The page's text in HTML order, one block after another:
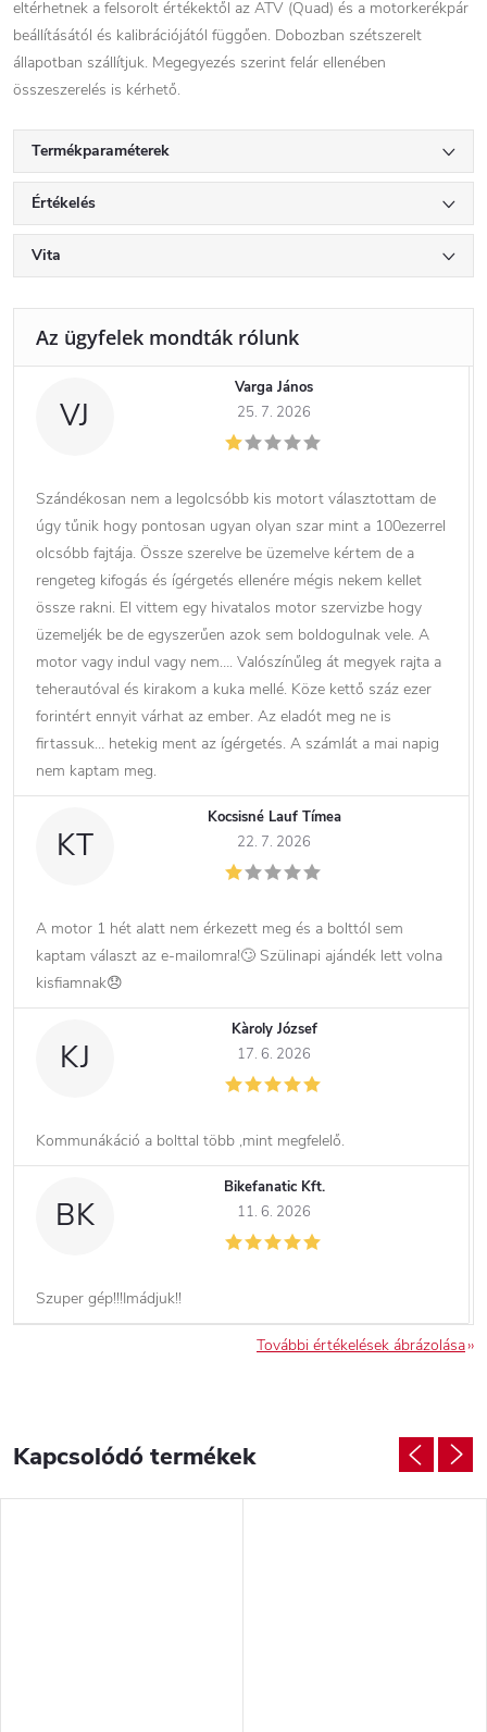
eltérhetnek a felsorolt ​​értékektől az ATV (Quad) és a motorkerékpár
beállításától és kalibrációjától függően. Dobozban szétszerelt
állapotban szállítjuk. Megegyezés szerint felár ellenében
összeszerelés is kérhető.
Termékparaméterek
Értékelés
Vita
VJ
Varga János
25. 7. 2026
Szándékosan nem a legolcsóbb kis motort választottam de
úgy tűnik hogy pontosan ugyan olyan szar mint a 100ezerrel
olcsóbb fajtája. Össze szerelve be üzemelve kértem de a
rengeteg kifogás és ígérgetés ellenére mégis nekem kellet
össze rakni. El vittem egy hivatalos motor szervizbe hogy
üzemeljék be de egyszerűen azok sem boldogulnak vele. A
motor vagy indul vagy nem…. Valószínűleg át megyek rajta a
teherautóval és kirakom a kuka mellé. Köze kettő száz ezer
forintért ennyit várhat az ember. Az eladót meg ne is
firtassuk… hetekig ment az ígérgetés. A számlát a mai napig
nem kaptam meg.
KT
Kocsisné Lauf Tímea
22. 7. 2026
A motor 1 hét alatt nem érkezett meg és a bolttól sem
kaptam választ az e-mailomra!🙄 Szülinapi ajándék lett volna
kisfiamnak😞
KJ
Kàroly József
17. 6. 2026
Kommunákáció a bolttal több ,mint megfelelő.
BK
Bikefanatic Kft.
11. 6. 2026
Szuper gép!!!Imádjuk!!
További értékelések ábrázolása
Kapcsolódó termékek